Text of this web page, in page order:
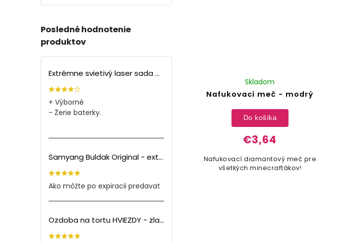
Posledné hodnotenie
produktov
Extrémne svietivý laser sada + 4 nástavce
+ Výborné
- Žerie baterky.
Samyang Buldak Original - extra pálivé kuracie rezance (140g) PO EXPIRÁCII
Ako môžte po expiracii predavat
Ozdoba na tortu HVIEZDY - zlatá (5ks)
Nafukovací meč - modrý
Skladom
€3,64
Do košíka
Nafukovací diamantový meč pre
všetkých minecraftákov!